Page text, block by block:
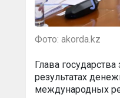
Фото: akorda.kz
Глава
результатах
международных